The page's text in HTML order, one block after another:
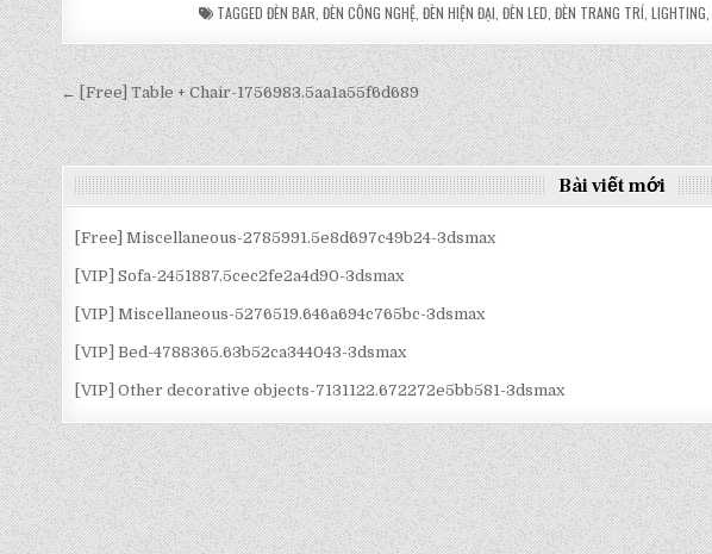
TAGGEDĐÈN BAR ,ĐÈN CÔNG NGHỆ ,ĐÈN HIỆN ĐẠI ,ĐÈN LED ,ĐÈN TRANG TRÍ ,LIGHTING
Điều
hướng
bài
viết
← [Free] Table + Chair-1756983.5aa1a55f6d689
Bài viết mới
[Free] Miscellaneous-2785991.5e8d697c49b24-3dsmax
[VIP] Sofa-2451887.5cec2fe2a4d90-3dsmax
[VIP] Miscellaneous-5276519.646a694c765bc-3dsmax
[VIP] Bed-4788365.63b52ca344043-3dsmax
[VIP] Other decorative objects-7131122.672272e5bb581-3dsmax